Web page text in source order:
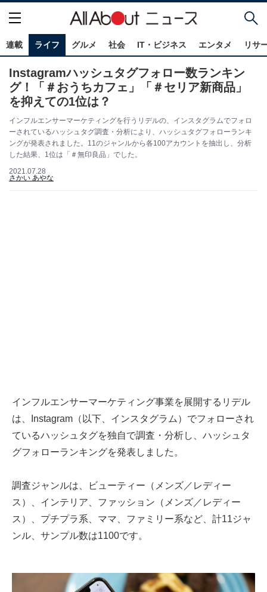
連載 ライフ グルメ 社会 IT・ビジネス エンタメ リサ
Instagramハッシュタグフォロー数ランキン
グ！「＃おうちカフェ」「＃セリア新商品」
を抑えての1位は？
インフルエンサーマーケティングを行うリデルの、インスタグラムでフォロ
ーされているハッシュタグ調査・分析により、ハッシュタグフォローランキ
ングが発表されました。11のジャンルから各100アカウントを抽出し、分析
した結果、1位は「＃無印良品」でした。
2021.07.28
さかい あやな
インフルエンサーマーケティング事業を展開するリデル
は、Instagram（以下、インスタグラム）でフォローされ
ているハッシュタグを独⾃で調査・分析し、ハッシュタ
グフォローランキングを発表しました。
調査ジャンルは、ビューティー（メンズ／レディー
ス）、インテリア、ファッション（メンズ／レディー
ス）、プチプラ系、ママ、ファミリー系など、計11ジャ
ンル、サンプル数は1100です。